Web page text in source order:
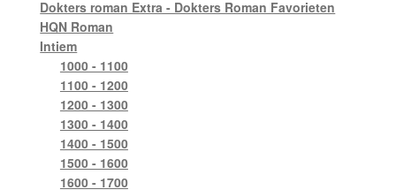
Dokters roman Extra - Dokters Roman Favorieten
HQN Roman
Intiem
1000 - 1100
1100 - 1200
1200 - 1300
1300 - 1400
1400 - 1500
1500 - 1600
1600 - 1700